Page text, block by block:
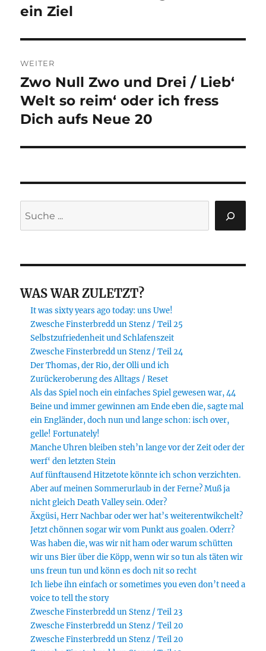
Beitrag:
ein Ziel
WEITER
Nächster
Beitrag:
Zwo Null Zwo und Drei / Lieb‘
Welt so reim‘ oder ich fress
Dich aufs Neue 20
WAS WAR ZULETZT?
It was sixty years ago today: uns Uwe!
Zwesche Finsterbredd un Stenz / Teil 25
Selbstzufriedenheit und Schlafenszeit
Zwesche Finsterbredd un Stenz / Teil 24
Der Thomas, der Rio, der Olli und ich
Zurückeroberung des Alltags / Reset
Als das Spiel noch ein einfaches Spiel gewesen war, 44
Beine und immer gewinnen am Ende eben die, sagte mal
ein Engländer, doch nun und lange schon: isch over,
gelle! Fortunately!
Manche Uhren bleiben steh’n lange vor der Zeit oder der
werf‘ den letzten Stein
Auf fünftausend Hitzetote könnte ich schon verzichten.
Aber auf meinen Sommerurlaub in der Ferne? Muß ja
nicht gleich Death Valley sein. Oder?
Äxgüsi, Herr Nachbar oder wer hat’s weiterentwikchelt?
Jetzt chönnen sogar wir vom Punkt aus goalen. Oderr?
Was haben die, was wir nit ham oder warum schütten
wir uns Bier über die Köpp, wenn wir so tun als täten wir
uns freun tun und könn es doch nit so recht
Ich liebe ihn einfach or sometimes you even don’t need a
voice to tell the story
Zwesche Finsterbredd un Stenz / Teil 23
Zwesche Finsterbredd un Stenz / Teil 20
Zwesche Finsterbredd un Stenz / Teil 20